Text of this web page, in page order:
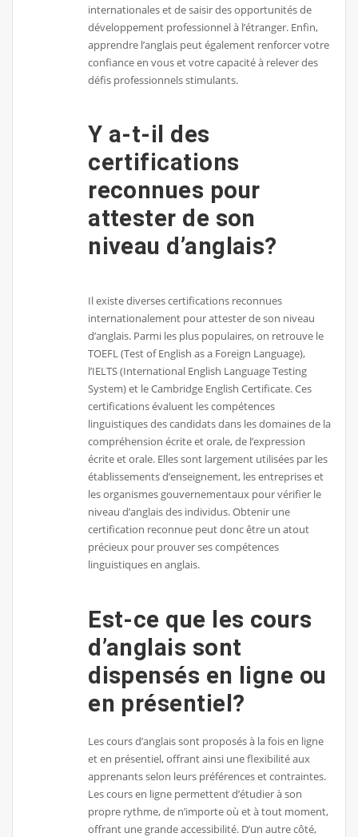
internationales et de saisir des opportunités de
développement professionnel à l’étranger. Enfin,
apprendre l’anglais peut également renforcer votre
confiance en vous et votre capacité à relever des
défis professionnels stimulants.
Y a-t-il des
certifications
reconnues pour
attester de son
niveau d’anglais?
Il existe diverses certifications reconnues
internationalement pour attester de son niveau
d’anglais. Parmi les plus populaires, on retrouve le
TOEFL (Test of English as a Foreign Language),
l’IELTS (International English Language Testing
System) et le Cambridge English Certificate. Ces
certifications évaluent les compétences
linguistiques des candidats dans les domaines de la
compréhension écrite et orale, de l’expression
écrite et orale. Elles sont largement utilisées par les
établissements d’enseignement, les entreprises et
les organismes gouvernementaux pour vérifier le
niveau d’anglais des individus. Obtenir une
certification reconnue peut donc être un atout
précieux pour prouver ses compétences
linguistiques en anglais.
Est-ce que les cours
d’anglais sont
dispensés en ligne ou
en présentiel?
Les cours d’anglais sont proposés à la fois en ligne
et en présentiel, offrant ainsi une flexibilité aux
apprenants selon leurs préférences et contraintes.
Les cours en ligne permettent d’étudier à son
propre rythme, de n’importe où et à tout moment,
offrant une grande accessibilité. D’un autre côté,